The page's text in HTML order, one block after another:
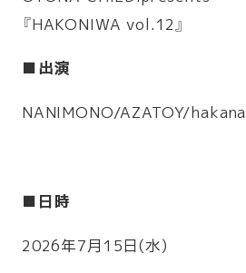
『HAKONIWA vol.12』
■出演
NANIMONO/AZATOY/
■日時
2026年7月15日(水)